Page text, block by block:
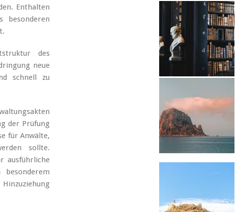
Enthalten
besonderen
des
neue
schnell zu
der Prüfung
für Anwälte,
sollte.
ausführliche